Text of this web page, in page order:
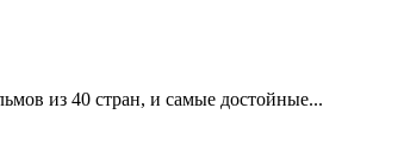
из 40 стран, и самые достойные...